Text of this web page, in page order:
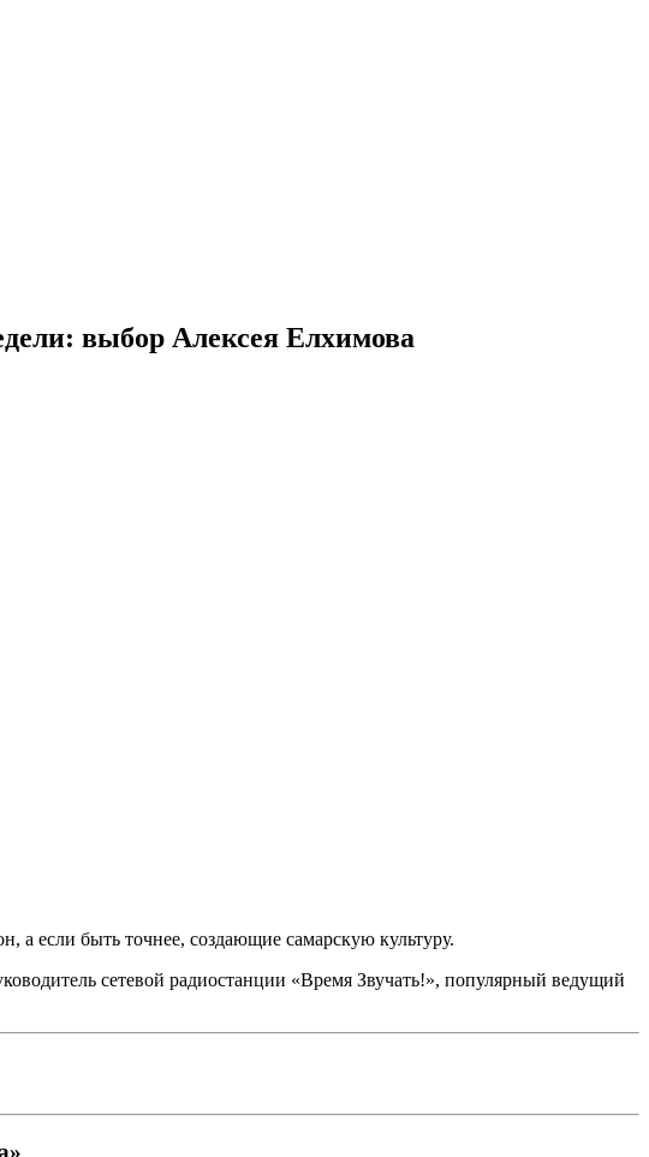
выбор Алексея Елхимова
если быть точнее, создающие самарскую культуру.
сетевой радиостанции «Время Звучать!», популярный ведущий